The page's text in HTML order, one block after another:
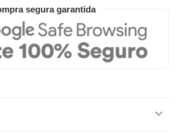
segura garantida